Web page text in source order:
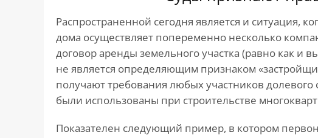
Распространенной сегодня является и ситуация,
дома осуществляет попеременно несколько
договор аренды земельного участка (равно как и
не является определяющим признаком
получают требования любых участников долевого
были использованы при строительстве
Показателен следующий пример, в котором